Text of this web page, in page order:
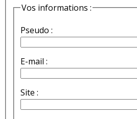
Vos informations :
Pseudo :
E-mail :
Site :